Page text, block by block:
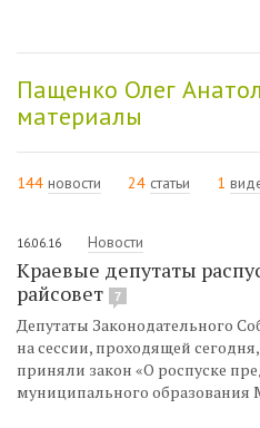
Пащенко Олег
материалы
144 новости 24 статьи 1
16.06.16 Новости
Краевые депутаты
райсовет
7
Депутаты Законодательного
на сессии, проходящей
приняли закон «О роспуске
муниципального образования